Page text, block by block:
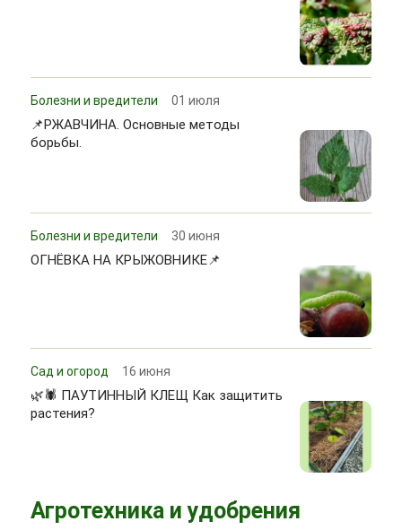
Болезни и вредители 01 июля
📌РЖАВЧИНА. Основные методы
борьбы.
Болезни и вредители 30 июня
ОГНЁВКА НА КРЫЖОВНИКЕ📌
Сад и огород 16 июня
🌿🕷 ПАУТИННЫЙ КЛЕЩ Как защитить
растения?
Агротехника и удобрения